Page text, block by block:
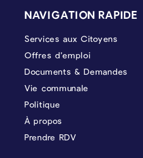
NAVIGATION RAPIDE
Services aux Citoyens
Offres d’emploi
Documents & Demandes
Vie communale
Politique
À propos
Prendre RDV